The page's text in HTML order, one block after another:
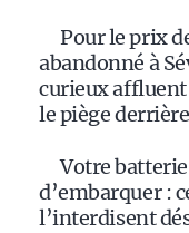
Pour le prix
abandonné à
curieux
le piège
Votre
d’embarquer :
l’interdisent